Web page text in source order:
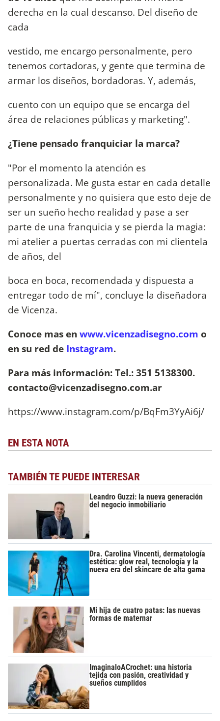
derecha en la cual descanso. Del diseño de
cada
vestido, me encargo personalmente, pero
tenemos cortadoras, y gente que termina de
armar los diseños, bordadoras. Y, además,
cuento con un equipo que se encarga del
área de relaciones públicas y marketing".
¿Tiene pensado franquiciar la marca?
"Por el momento la atención es
personalizada. Me gusta estar en cada detalle
personalmente y no quisiera que esto deje de
ser un sueño hecho realidad y pase a ser
parte de una franquicia y se pierda la magia:
mi atelier a puertas cerradas con mi clientela
de años, del
boca en boca, recomendada y dispuesta a
entregar todo de mí", concluye la diseñadora
de Vicenza.
Conoce mas en www.vicenzadisegno.com o
en su red de Instagram.
Para más información: Tel.: 351 5138300.
contacto@vicenzadisegno.com.ar
https://www.instagram.com/p/BqFm3YyAi6j/
EN ESTA NOTA
TAMBIÉN TE PUEDE INTERESAR
Leandro Guzzi: la nueva generación
del negocio inmobiliario
Dra. Carolina Vincenti, dermatología
estética: glow real, tecnología y la
nueva era del skincare de alta gama
Mi hija de cuatro patas: las nuevas
formas de maternar
ImaginaloACrochet: una historia
tejida con pasión, creatividad y
sueños cumplidos